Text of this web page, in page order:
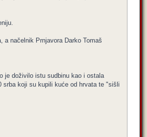
načelnik Prnjavora Darko Tomaš
je doživilo istu sudbinu kao i ostala
srba koji su kupili kuće od hrvata te "sišli